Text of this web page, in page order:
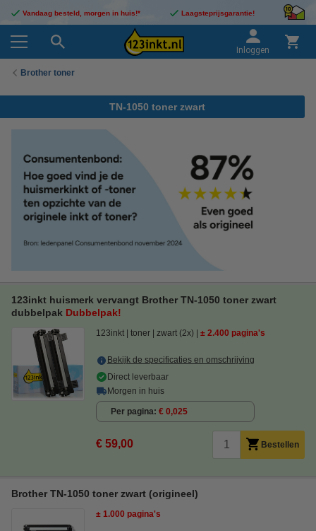
Vandaag besteld, morgen in huis!* Laagsteprijsgarantie!
Inloggen
Brother toner
TN-1050 toner zwart
123inkt huismerk vervangt Brother TN-1050 toner zwart
dubbelpak Dubbelpak!
123inkt toner zwart (2x) ± 2.400 pagina's
Bekijk de specificaties en omschrijving
Direct leverbaar
Morgen in huis
Per pagina € 0,025
€ 59,00 Bestellen
Brother TN-1050 toner zwart (origineel)
± 1.000 pagina's